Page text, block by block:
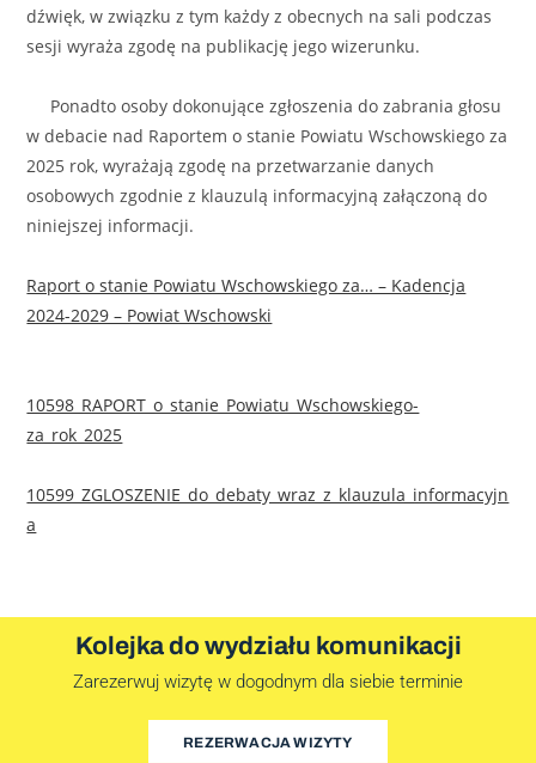
dźwięk, w związku z tym każdy z obecnych na sali podczas
sesji wyraża zgodę na publikację jego wizerunku.
Ponadto osoby dokonujące zgłoszenia do zabrania głosu
w debacie nad Raportem o stanie Powiatu Wschowskiego za
2025 rok, wyrażają zgodę na przetwarzanie danych
osobowych zgodnie z klauzulą informacyjną załączoną do
niniejszej informacji.
Raport o stanie Powiatu Wschowskiego za… – Kadencja
2024-2029 – Powiat Wschowski
10598_RAPORT_o_stanie_Powiatu_Wschowskiego-
za_rok_2025
10599_ZGLOSZENIE_do_debaty_wraz_z_klauzula_informacyjn
a
Kolejka do wydziału komunikacji
Zarezerwuj wizytę w dogodnym dla siebie terminie
REZERWACJA WIZYTY